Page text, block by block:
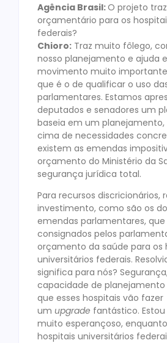
Agência Brasil:O projeto
orçamentário para os
federais?
Chioro: Traz muito fôlego,
nosso planejamento e ajuda
movimento muito importante
que é o de qualificar o uso
parlamentares. Estamos
deputados e senadores um
baseia em um planejamento,
cima de necessidades
existem as emendas
orçamento do Ministério da
segurança jurídica total.
Para recursos discricionários,
investimento, como são os do
emendas parlamentares, que
consignados pelos
orçamento da saúde para os
universitários federais.
significa para nós?
capacidade de
que esses hospitais vão fazer
um upgrade fantástico.
muito esperançoso,
hospitais universitários